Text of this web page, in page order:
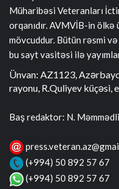
Müharibəsi Veteranları
orqanıdır. AVMVİB-in
mövcuddur. Bütün rəsmi
bu sayt vasitəsi ilə
Ünvan: AZ1123,
rayonu, R.Quliyev küçəsi,
Baş redaktor: N. Məmmədli
(+994) 50 892 57 67
(+994) 50 892 57 67